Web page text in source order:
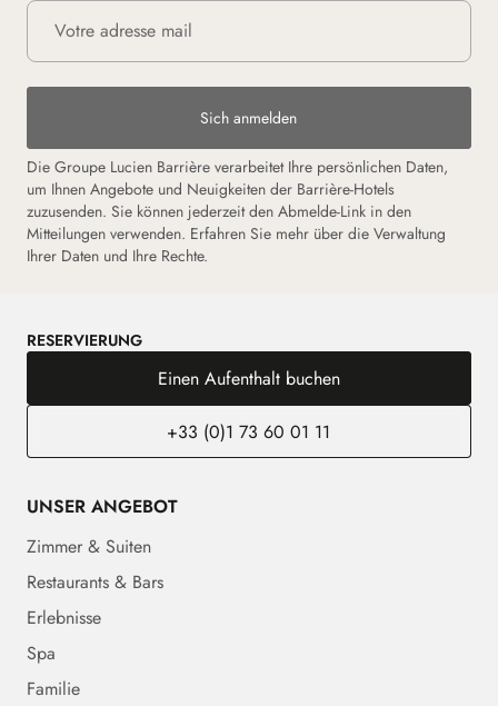
Sich anmelden
Die Groupe Lucien Barrière verarbeitet Ihre persönlichen Daten,
um Ihnen Angebote und Neuigkeiten der Barrière-Hotels
zuzusenden. Sie können jederzeit den Abmelde-Link in den
Mitteilungen verwenden. Erfahren Sie mehr über die Verwaltung
Ihrer Daten und Ihre Rechte.
RESERVIERUNG
Einen Aufenthalt buchen
+33 (0)1 73 60 01 11
UNSER ANGEBOT
Zimmer & Suiten
Restaurants & Bars
Erlebnisse
Spa
Familie